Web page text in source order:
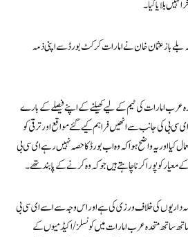
بلایا گیا۔
بلے باز عثمان خان نے امارات کرکٹ بورڈ سے اپنی ذمہ
عرب امارات کی ٹیم کے لیے کھیلنے کے اپنے فیصلے کے بارے
سی بی کی جانب سے انھیں فراہم کیے گئے مواقع اور ترقی کو
کیا اور یہ واضح ہوا کہ وہ اب بورڈ کا حصہ نہیں رہے ای سی بی
معیار کو پورا کرنا چاہتے ہیں جو کہ وہ کرنے کے پابند تھے۔
داریوں کی خلاف ورزی کی ہے اور اس وجہ سے اسے ای سی بی
ساتھ متحدہ عرب امارات میں کونسلز/اکیڈمیوں کے